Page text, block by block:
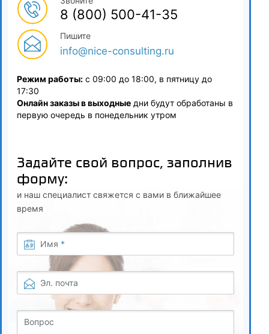
8 (800) 500-41-35
Пишите
info@nice-consulting.ru
Режим работы: с 09:00 до 18:00, в пятницу до
17:30
Онлайн заказы в выходные дни будут обработаны в
первую очередь в понедельник утром
Задайте свой вопрос, заполнив
форму:
и наш специалист свяжется с вами в ближайшее
время
Имя *
Эл. почта
Вопрос